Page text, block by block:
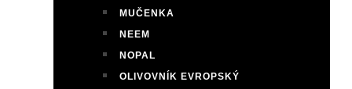
MUČENKA
NEEM
NOPAL
OLIVOVNÍK EVROPSKÝ